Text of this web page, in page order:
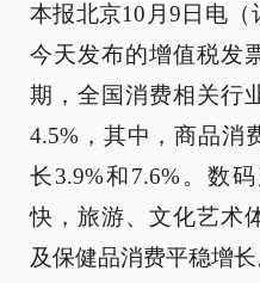
本报北京10月9日电
今天发布的增值税发
期，全国消费相关行
4.5%，其中，商品消
长3.9%和7.6%。数
快，旅游、文化艺术
及保健品消费平稳增长